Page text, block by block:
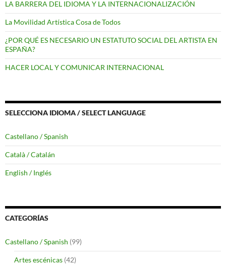
LA BARRERA DEL IDIOMA Y LA INTERNACIONALIZACIÓN
La Movilidad Artística Cosa de Todos
¿POR QUÉ ES NECESARIO UN ESTATUTO SOCIAL DEL ARTISTA EN
ESPAÑA?
HACER LOCAL Y COMUNICAR INTERNACIONAL
SELECCIONA IDIOMA / SELECT LANGUAGE
Castellano / Spanish
Català / Catalán
English / Inglés
CATEGORÍAS
Castellano / Spanish (99)
Artes escénicas (42)